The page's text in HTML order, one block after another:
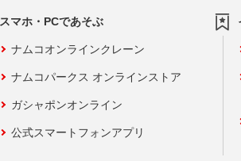
スマホ・PCであそぶ
ナムコオンラインクレーン
ナムコパークス オンラインストア
ガシャポンオンライン
公式スマートフォンアプリ